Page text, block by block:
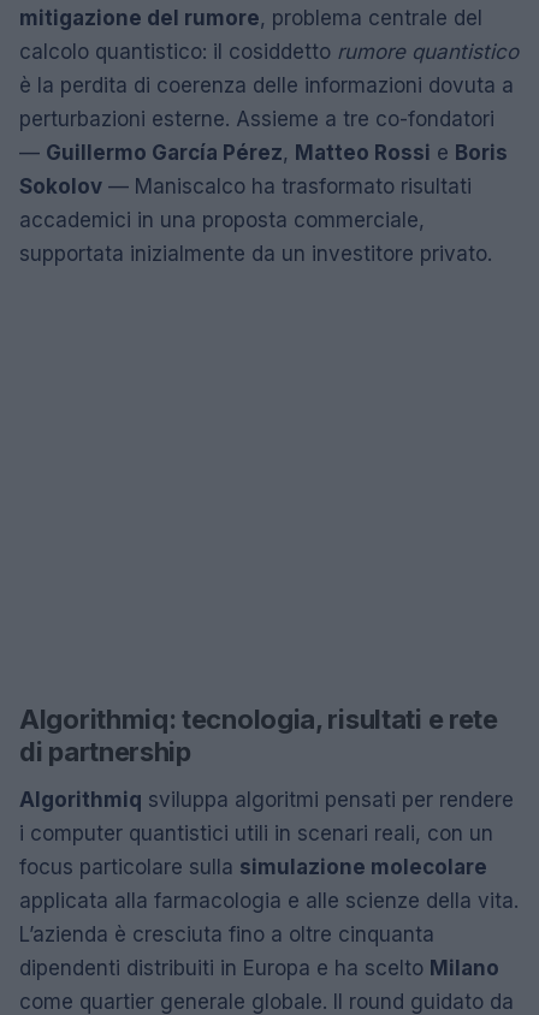
mitigazione del rumore, problema centrale del
calcolo quantistico: il cosiddetto rumore quantistico
è la perdita di coerenza delle informazioni dovuta a
perturbazioni esterne. Assieme a tre co-fondatori
— Guillermo García Pérez, Matteo Rossi e Boris
Sokolov — Maniscalco ha trasformato risultati
accademici in una proposta commerciale,
supportata inizialmente da un investitore privato.
Algorithmiq: tecnologia, risultati e rete
di partnership
Algorithmiq sviluppa algoritmi pensati per rendere
i computer quantistici utili in scenari reali, con un
focus particolare sulla simulazione molecolare
applicata alla farmacologia e alle scienze della vita.
L’azienda è cresciuta fino a oltre cinquanta
dipendenti distribuiti in Europa e ha scelto Milano
come quartier generale globale. Il round guidato da